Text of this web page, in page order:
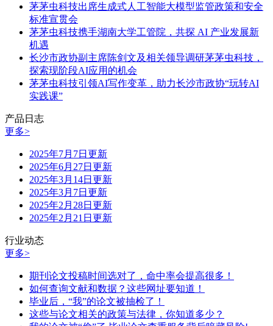
茅茅虫科技出席生成式人工智能大模型监管政策和安全
标准宣贯会
茅茅虫科技携手湖南大学工管院，共探 AI 产业发展新
机遇
长沙市政协副主席陈剑文及相关领导调研茅茅虫科技，
探索现阶段AI应用的机会
茅茅虫科技引领AI写作变革，助力长沙市政协“玩转AI
实践课”
产品日志
更多>
2025年7月7日更新
2025年6月27日更新
2025年3月14日更新
2025年3月7日更新
2025年2月28日更新
2025年2月21日更新
行业动态
更多>
期刊论文投稿时间选对了，命中率会提高很多！
如何查询文献和数据？这些网址要知道！
毕业后，“我”的论文被抽检了！
这些与论文相关的政策与法律，你知道多少？